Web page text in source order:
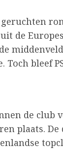
de
Toch bleef
de club
plaats.